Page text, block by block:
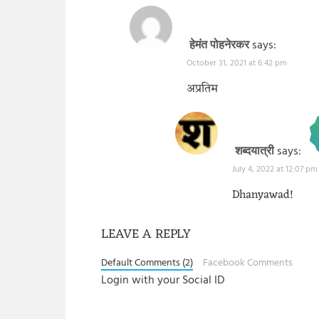
हेमंत पोहनेरकर says:
October 31, 2021 at 6:42 pm
अप्रतिम
शब्दयात्री says:
The Real Person Badge!
Anti-Spam by CleanTalk
July 4, 2022 at 12:07 pm
Dhanyawad!
LEAVE A REPLY
Default Comments (2) Facebook Comments
Login with your Social ID